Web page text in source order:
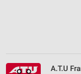
A.T.U